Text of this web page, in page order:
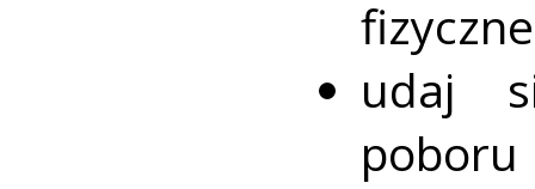
udaj